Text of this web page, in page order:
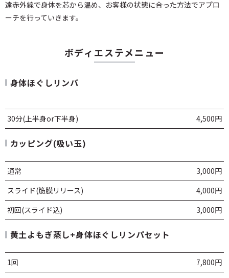
遠赤外線で身体を芯から温め、お客様の状態に合った方法でアプロ
ーチを行っていきます。
ボディエステメニュー
身体ほぐしリンパ
30分(上半身or下半身) 4,500円
カッピング(吸い玉)
通常
3,000円
スライド(筋膜リリース)
4,000円
初回(スライド込)
3,000円
黄土よもぎ蒸し+身体ほぐしリンパセット
1回 7,800円